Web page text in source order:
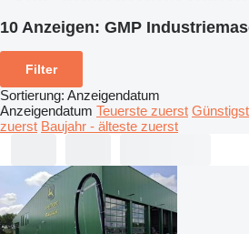
10 Anzeigen: GMP
Filter
Sortierung: Anzeigendatum
Anzeigendatum Teuerste zuerst
zuerst Baujahr - älteste zuerst